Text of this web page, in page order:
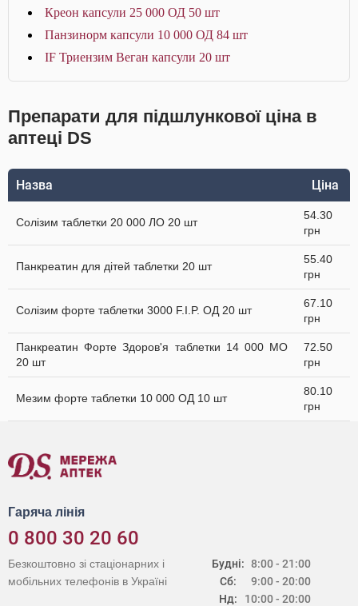
Креон капсули 25 000 ОД 50 шт
Панзинорм капсули 10 000 ОД 84 шт
IF Триензим Веган капсули 20 шт
Препарати для підшлункової ціна в
аптеці DS
Назва Ціна
Солізим таблетки 20 000 ЛО 20 шт
54.30
грн
Панкреатин для дітей таблетки 20 шт
55.40
грн
Солізим форте таблетки 3000 F.I.P. ОД 20 шт
67.10
грн
Панкреатин Форте Здоров'я таблетки 14 000 МО
20 шт
72.50
грн
Мезим форте таблетки 10 000 ОД 10 шт
80.10
грн
Гаряча лінія
0 800 30 20 60
Будні:
Сб:
Нд:
8:00 - 21:00
9:00 - 20:00
10:00 - 20:00
Безкоштовно зі стаціонарних і
мобільних телефонів в Україні